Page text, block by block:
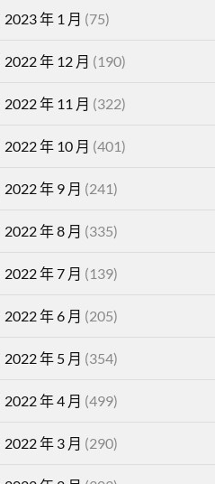
2023 年 1 月 (75)
2022 年 12 月 (190)
2022 年 11 月 (322)
2022 年 10 月 (401)
2022 年 9 月 (241)
2022 年 8 月 (335)
2022 年 7 月 (139)
2022 年 6 月 (205)
2022 年 5 月 (354)
2022 年 4 月 (499)
2022 年 3 月 (290)